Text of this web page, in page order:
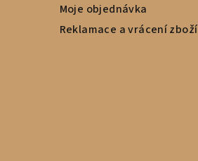
Moje objednávka
Reklamace a vrácení zboží